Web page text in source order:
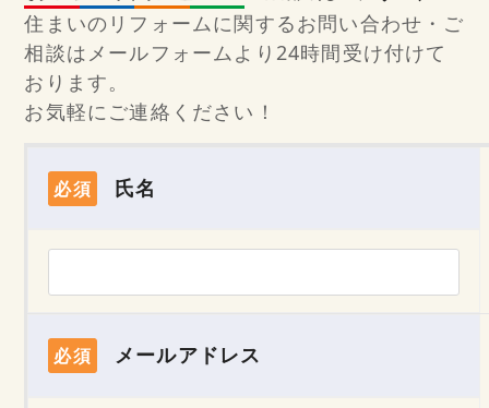
住まいのリフォームに関するお問い合わせ・ご
相談はメールフォームより24時間受け付けて
おります。
お気軽にご連絡ください！
必須 氏名
必須 メールアドレス